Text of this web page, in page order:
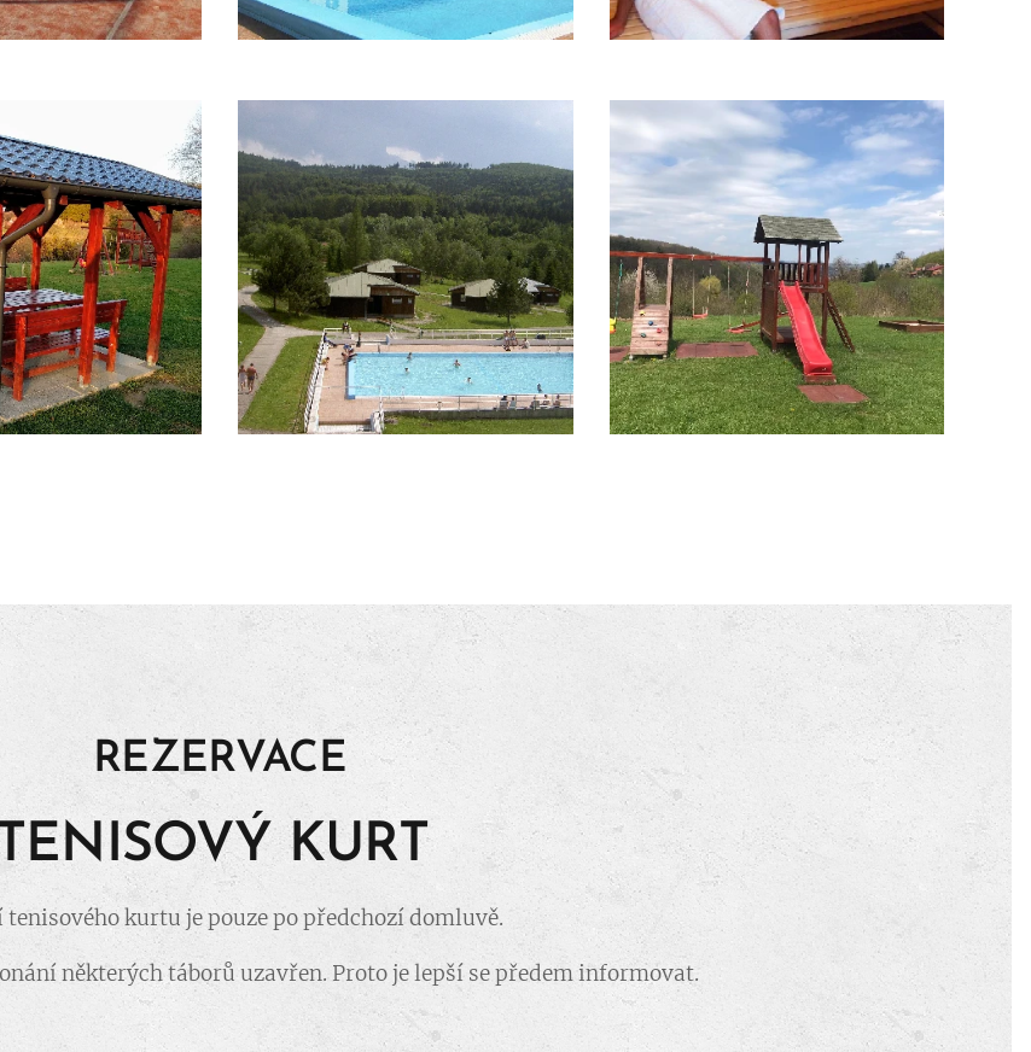
REZERVACE
KURT
kurtu je pouze po předchozí domluvě.
některých táborů uzavřen. Proto je lepší se předem informovat.